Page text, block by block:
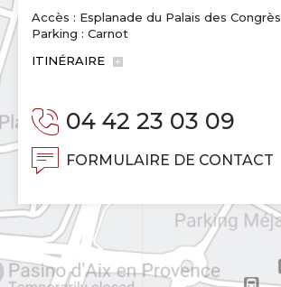
Accès : Esplanade du Palais des Congrès
Parking : Carnot
ITINÉRAIRE
04 42 23 03 09
FORMULAIRE DE CONTACT